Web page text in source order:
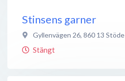
Stinsens garner
Gyllenvägen 26, 860 13 Stöde
Stängt